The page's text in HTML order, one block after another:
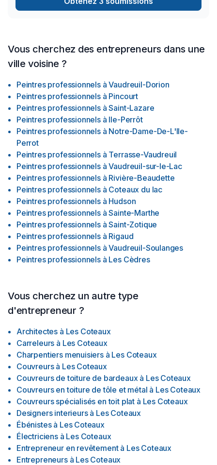
Vous cherchez des entrepreneurs dans une
ville voisine ?
Peintres professionnels à Vaudreuil-Dorion
Peintres professionnels à Pincourt
Peintres professionnels à Saint-Lazare
Peintres professionnels à Ile-Perrôt
Peintres professionnels à Notre-Dame-De-L'Ile-
Perrot
Peintres professionnels à Terrasse-Vaudreuil
Peintres professionnels à Vaudreuil-sur-le-Lac
Peintres professionnels à Rivière-Beaudette
Peintres professionnels à Coteaux du lac
Peintres professionnels à Hudson
Peintres professionnels à Sainte-Marthe
Peintres professionnels à Saint-Zotique
Peintres professionnels à Rigaud
Peintres professionnels à Vaudreuil-Soulanges
Peintres professionnels à Les Cèdres
Vous cherchez un autre type
d'entrepreneur ?
Architectes à Les Coteaux
Carreleurs à Les Coteaux
Charpentiers menuisiers à Les Coteaux
Couvreurs à Les Coteaux
Couvreurs de toiture de bardeaux à Les Coteaux
Couvreurs en toiture de tôle et métal à Les Coteaux
Couvreurs spécialisés en toit plat à Les Coteaux
Designers interieurs à Les Coteaux
Ébénistes à Les Coteaux
Électriciens à Les Coteaux
Entrepreneur en revêtement à Les Coteaux
Entrepreneurs à Les Coteaux